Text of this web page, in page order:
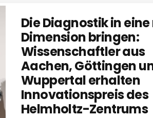
Die Diagnostik in
Dimension bringen:
Wissenschaftler aus
Aachen, Göttingen
Wuppertal erhalten
Innovationspreis des
Helmholtz-Zentrums